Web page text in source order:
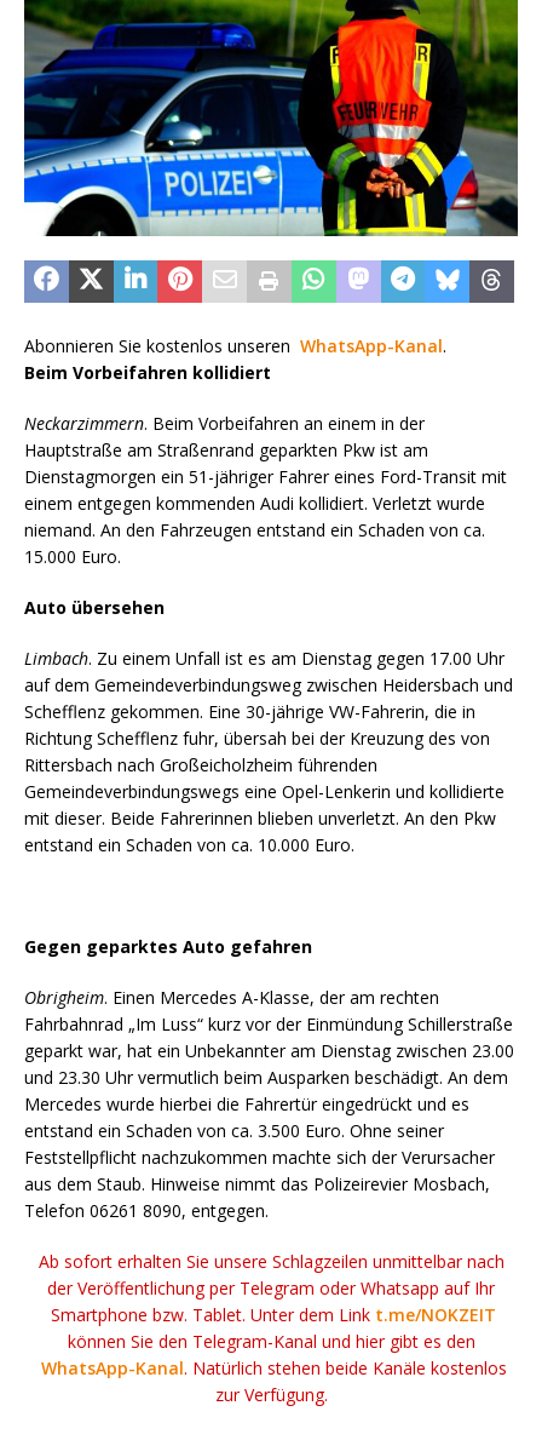
Abonnieren Sie kostenlos unseren WhatsApp-Kanal.
Beim Vorbeifahren kollidiert
Neckarzimmern. Beim Vorbeifahren an einem in der
Hauptstraße am Straßenrand geparkten Pkw ist am
Dienstagmorgen ein 51-jähriger Fahrer eines Ford-Transit mit
einem entgegen kommenden Audi kollidiert. Verletzt wurde
niemand. An den Fahrzeugen entstand ein Schaden von ca.
15.000 Euro.
Auto übersehen
Limbach. Zu einem Unfall ist es am Dienstag gegen 17.00 Uhr
auf dem Gemeindeverbindungsweg zwischen Heidersbach und
Schefflenz gekommen. Eine 30-jährige VW-Fahrerin, die in
Richtung Schefflenz fuhr, übersah bei der Kreuzung des von
Rittersbach nach Großeicholzheim führenden
Gemeindeverbindungswegs eine Opel-Lenkerin und kollidierte
mit dieser. Beide Fahrerinnen blieben unverletzt. An den Pkw
entstand ein Schaden von ca. 10.000 Euro.
Gegen geparktes Auto gefahren
Obrigheim. Einen Mercedes A-Klasse, der am rechten
Fahrbahnrad „Im Luss“ kurz vor der Einmündung Schillerstraße
geparkt war, hat ein Unbekannter am Dienstag zwischen 23.00
und 23.30 Uhr vermutlich beim Ausparken beschädigt. An dem
Mercedes wurde hierbei die Fahrertür eingedrückt und es
entstand ein Schaden von ca. 3.500 Euro. Ohne seiner
Feststellpflicht nachzukommen machte sich der Verursacher
aus dem Staub. Hinweise nimmt das Polizeirevier Mosbach,
Telefon 06261 8090, entgegen.
Ab sofort erhalten Sie unsere Schlagzeilen unmittelbar nach
der Veröffentlichung per Telegram oder Whatsapp auf Ihr
Smartphone bzw. Tablet. Unter dem Link t.me/NOKZEIT
können Sie den Telegram-Kanal und hier gibt es den
WhatsApp-Kanal. Natürlich stehen beide Kanäle kostenlos
zur Verfügung.